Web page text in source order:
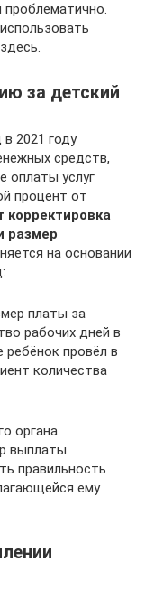
проблематично.
за детский
2021 году
средств,
оплаты услуг
процент от
корректировка
размер
на основании
платы за
рабочих дней в
провёл в
количества
органа
выплаты.
правильность
ему